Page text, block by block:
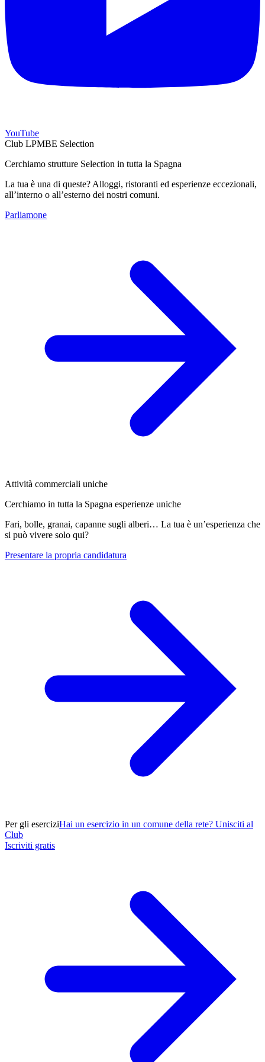
YouTube
Club LPMBE Selection
Cerchiamo strutture Selection in tutta la Spagna
La tua è una di queste? Alloggi, ristoranti ed esperienze eccezionali,
all’interno o all’esterno dei nostri comuni.
Parliamone
Attività commerciali uniche
Cerchiamo in tutta la Spagna esperienze uniche
Fari, bolle, granai, capanne sugli alberi… La tua è un’esperienza che
si può vivere solo qui?
Presentare la propria candidatura
Per gli eserciziHai un esercizio in un comune della rete? Unisciti al
Club
Iscriviti gratis